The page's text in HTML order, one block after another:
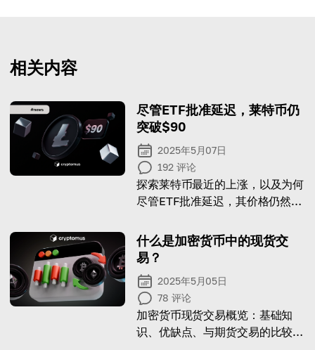
相关内容
尽管ETF批准延迟，莱特币仍
突破$90
2025年5月07日
192 评论
探索莱特币最近的上涨，以及为何
尽管ETF批准延迟，其价格仍然大
什么是加密货币中的现货交
易？
2025年5月05日
78 评论
加密货币现货交易概览：基础知
识、优缺点、与期货交易的比较及